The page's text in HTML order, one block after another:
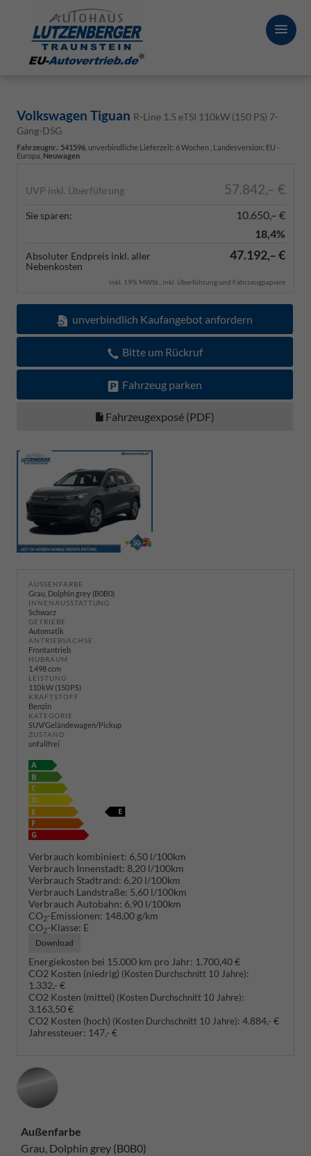
Volkswagen Tiguan R-Line 1.5 eTSI 110kW (150 PS) 7-
Gang-DSG
Fahrzeugnr.: 541596 , unverbindliche Lieferzeit: 6 Wochen , Landesversion: EU -
Europa, Neuwagen
UVP inkl. Überführung 57.842,– €
Sie sparen:
10.650,– €
18,4%
Absoluter Endpreis inkl. aller
Nebenkosten
47.192,– €
inkl. 19% MWSt., inkl. Überführung und Fahrzeugpapiere
unverbindlich Kaufangebot anfordern
Bitte um Rückruf
Fahrzeug parken
Fahrzeugexposé (PDF)
AUSSENFARBE
Grau, Dolphin grey (B0B0)
INNENAUSSTATTUNG
Schwarz
GETRIEBE
Automatik
ANTRIEBSACHSE
Frontantrieb
HUBRAUM
1.498 ccm
LEISTUNG
110 kW (150 PS)
KRAFTSTOFF
Benzin
KATEGORIE
SUV/Geländewagen/Pickup
ZUSTAND
unfallfrei
Verbrauch kombiniert: 6,50 l/100km
Verbrauch Innenstadt: 8,20 l/100km
Verbrauch Stadtrand: 6,20 l/100km
Verbrauch Landstraße: 5,60 l/100km
Verbrauch Autobahn: 6,90 l/100km
CO2-Emissionen: 148,00 g/km
CO2-Klasse: E
Download
Energiekosten bei 15.000 km pro Jahr: 1.700,40 €
CO2 Kosten (niedrig) (Kosten Durchschnitt 10 Jahre):
1.332,- €
CO2 Kosten (mittel) (Kosten Durchschnitt 10 Jahre):
3.163,50 €
CO2 Kosten (hoch) (Kosten Durchschnitt 10 Jahre): 4.884,- €
Jahressteuer: 147,- €
Außenfarbe
Grau, Dolphin grey (B0B0)